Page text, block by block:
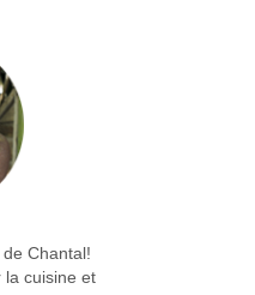
Chantal!
la cuisine et